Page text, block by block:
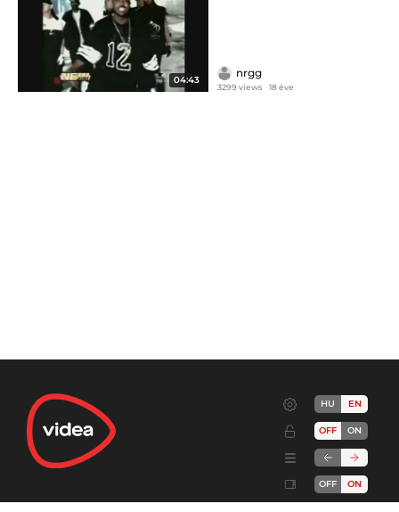
04:43
nrgg
3299 views 18 éve
HU EN
OFF ON
OFF ON